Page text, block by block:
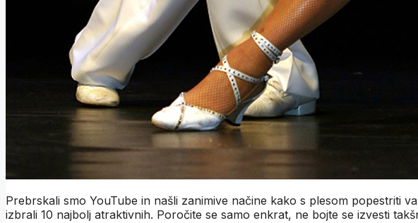
Prebrskali smo YouTube in našli zanimive načine kako s plesom popestriti
izbrali 10 najbolj atraktivnih. Poročite se samo enkrat, ne bojte se izvesti